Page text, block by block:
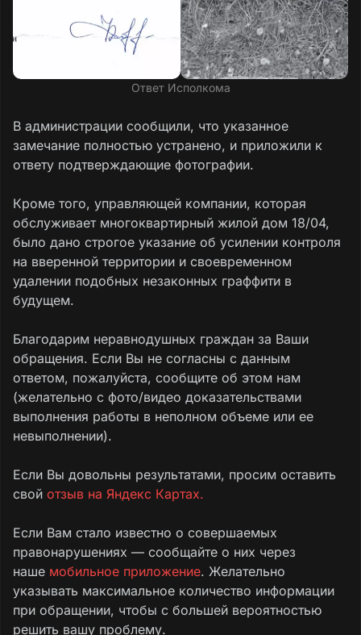
Ответ Исполкома
В администрации сообщили, что указанное
замечание полностью устранено, и приложили к
ответу подтверждающие фотографии.
Кроме того, управляющей компании, которая
обслуживает многоквартирный жилой дом 18/04,
было дано строгое указание об усилении контроля
на вверенной территории и своевременном
удалении подобных незаконных граффити в
будущем.
Благодарим неравнодушных граждан за Ваши
обращения. Если Вы не согласны с данным
ответом, пожалуйста, сообщите об этом нам
(желательно с фото/видео доказательствами
выполнения работы в неполном объеме или ее
невыполнении).
Если Вы довольны результатами, просим оставить
свой отзыв на Яндекс Картах.
Если Вам стало известно о совершаемых
правонарушениях — сообщайте о них через
наше мобильное приложение. Желательно
указывать максимальное количество информации
при обращении, чтобы с большей вероятностью
решить вашу проблему.